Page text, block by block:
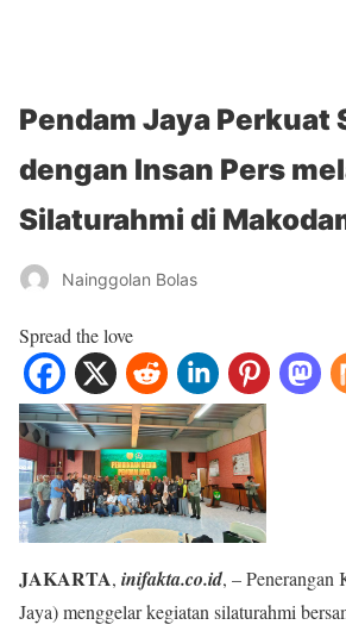
Pendam Jaya Perkuat
dengan Insan Pers
Silaturahmi di
Nainggolan Bolas
Spread the love
JAKARTA, inifakta.co.id, – Penerangan
Jaya) menggelar kegiatan silaturahmi